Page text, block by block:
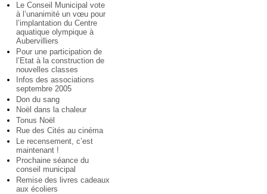
Le Conseil Municipal vote
à l’unanimité un vœu pour
l’implantation du Centre
aquatique olympique à
Aubervilliers
Pour une participation de
l’Etat à la construction de
nouvelles classes
Infos des associations
septembre 2005
Don du sang
Noël dans la chaleur
Tonus Noël
Rue des Cités au cinéma
Le recensement, c’est
maintenant !
Prochaine séance du
conseil municipal
Remise des livres cadeaux
aux écoliers